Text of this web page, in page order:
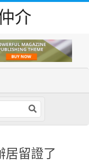
介
居留證了